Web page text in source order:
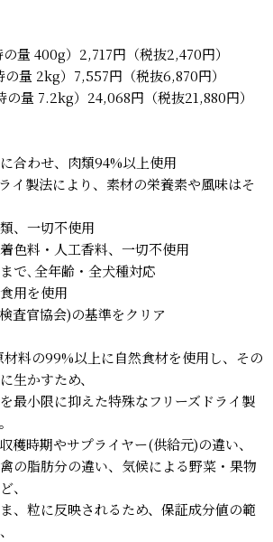
量 400g）2,717円（税抜2,470円）
量 2kg）7,557円（税抜6,870円）
量 7.2kg）24,068円（税抜21,880円）
合わせ、肉類94%以上使用
イ製法により、素材の栄養素や風味はそ
、一切不使用
色料・人工香料、一切不使用
で､全年齢・全犬種対応
用を使用
査官協会)の基準をクリア
料の99%以上に自然食材を使用し、その
生かすため、
最小限に抑えた特殊なフリーズドライ製
穫時期やサプライヤー(供給元)の違い、
の脂肪分の違い、気候による野菜・果物
、
、粒に反映されるため、保証成分値の範